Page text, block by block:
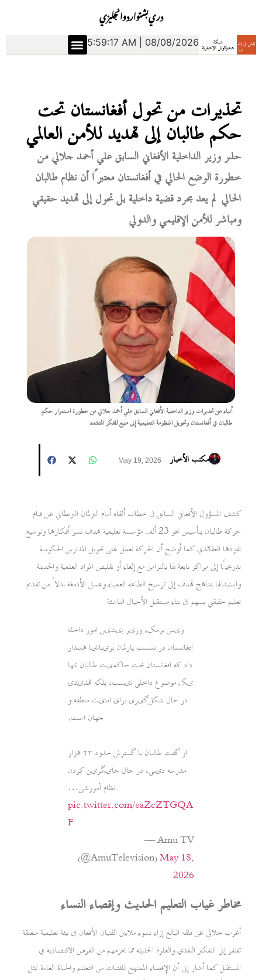
انجليزياردوبشتودري
5:59:18 AM | 08/08/2026
تحذيرات من تحول أفغانستان تحت
حكم طالبان إلى تهديد للأمن العالمي
حذر وزير الداخلية الأفغاني السابق علي أحمد جلالي من
خطورة الوضع الحالي في أفغانستان معتبرًا أن نظام طالبان
الحالي لم يعد مجرد قضية داخلية بل تحول إلى تهديد حقيقي
ومباشر للأمن الإقليمي والدولي
أنباء عن تحذيرات وزير الداخلية الأفغاني السابق علي أحمد جلالي من خطورة استمرار حكم
طالبان في أفغانستان وتحويل المنظومة التعليمية إلى منبع للفكر المتشدد
مكتب الأخبار May 19, 2026
كشف المسؤول الأفغاني السابق في خطاب ألقاه أمام البرلمان البريطاني عن قيام
حركة طالبان بتأسيس نحو 23 ألف مؤسسة تعليمية بهدف نشر أفكارها وتوسيع
نفوذها العقائدي كما أوضح أن الحركة تعمل على تحويل المدارس الحكومية
تدريجيًا إلى مراكز تابعة لها بالتزامن مع إلغاء أو تقليص المواد العلمية والحديثة
واستبدالها بمناهج تهدف إلى ترسيخ الطاعة العمياء وغسل الأدمغة بدلاً من تقديم
تعليم حقيقي يسهم في بناء مستقبل الأجيال الناشئة
ویس برمک، وزیر پیشین امور داخله
افغانستان در نشست پارلمان بریتانیا هشدار
داد که افغانستان تحت حاکمیت طالبان تنها
یک موضوع داخلی نیست، بلکه تهدیدی
در حال شکل‌گیری برای امنیت منطقه و
جهان است.
او گفت طالبان با گسترش حدود ۲۳ هزار
مدرسه دینی، در حال جایگزین کردن
نظام آموزشی…
pic.twitter.com/eaZcZTGQA
F
— Amu TV
(@AmuTelevision)May 18,
2026
مخاطر غياب التعليم الحديث وإقصاء النساء
أعرب جلالي عن قلقه البالغ إزاء نشوء ملايين الفتيان الأفغان في بيئة تعليمية منغلقة
تفتقر إلى التفكير النقدي والعلوم الحديثة مما يحرمهم من الفرص الاقتصادية في
المستقبل كما أشار إلى أن الإقصاء الممنهج للفتيات من التعليم والحياة العامة يمثل